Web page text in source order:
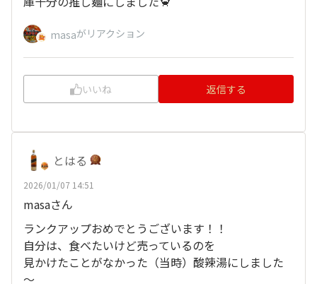
masaがリアクション
いいね 返信する
とはる
2026/01/07 14:51
masaさん
ランクアップおめでとうございます！！
自分は、食べたいけど売っているのを
見かけたことがなかった（当時）酸辣湯にしました
～